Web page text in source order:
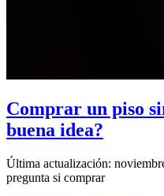
Comprar un piso
buena idea?
Última actualización:
pregunta si comprar